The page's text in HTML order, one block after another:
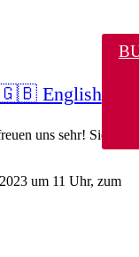
English
den ADAC
uns sehr! Siehe
um 11 Uhr, zum